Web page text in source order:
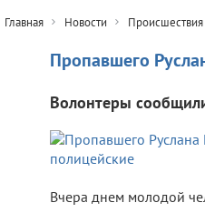
Главная Новости Происшествия
Пропавшего
Волонтеры
Вчера днем молодой